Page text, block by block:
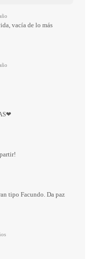
vacía de lo más
tipo Facundo. Da paz